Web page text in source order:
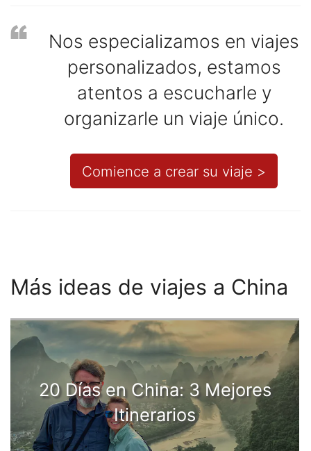
Nos especializamos en viajes
personalizados, estamos
atentos a escucharle y
organizarle un viaje único.
Comience a crear su viaje >
Más ideas de viajes a China
20 Días en China: 3 Mejores
Itinerarios